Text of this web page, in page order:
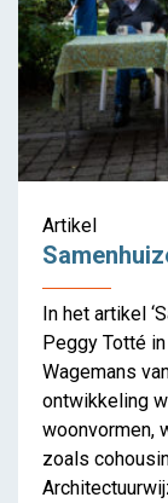
Artikel
In het artikel
Peggy Totté
Wagemans
ontwikkeling
woonvormen,
zoals